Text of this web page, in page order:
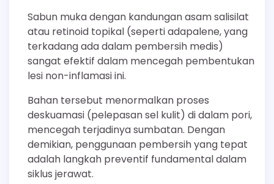
Sabun muka dengan kandungan asam salisilat
atau retinoid topikal (seperti adapalene, yang
terkadang ada dalam pembersih medis)
sangat efektif dalam mencegah pembentukan
lesi non-inflamasi ini.
Bahan tersebut menormalkan proses
deskuamasi (pelepasan sel kulit) di dalam pori,
mencegah terjadinya sumbatan. Dengan
demikian, penggunaan pembersih yang tepat
adalah langkah preventif fundamental dalam
siklus jerawat.